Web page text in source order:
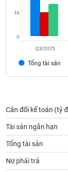
Tổng tài sản
0
1k
Q3/2025
Cân đối kế toán (tỷ
Tài sản ngắn hạn
Tổng tài sản
Nợ phải trả
Sách
cụ
đầu
tư